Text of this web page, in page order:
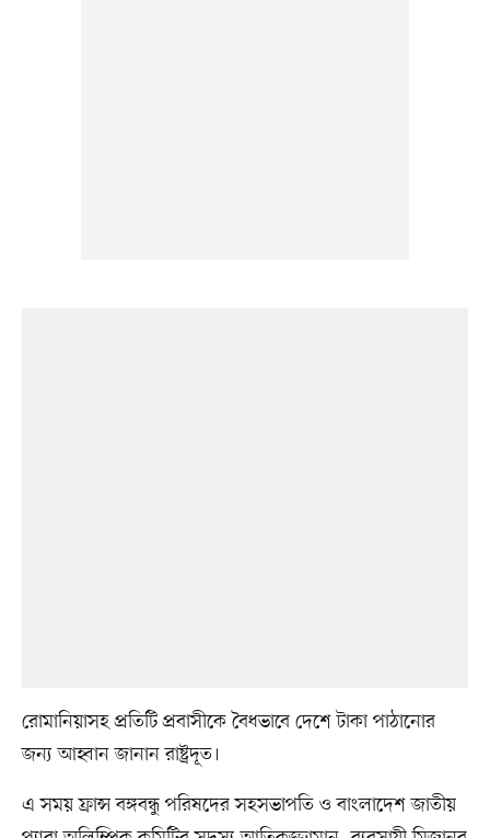
রোমানিয়াসহ প্রতিটি প্রবাসীকে বৈধভাবে দেশে টাকা পাঠানোর
জন্য আহ্বান জানান রাষ্ট্রদূত।
এ সময় ফ্রান্স বঙ্গবন্ধু পরিষদের সহসভাপতি ও বাংলাদেশ জাতীয়